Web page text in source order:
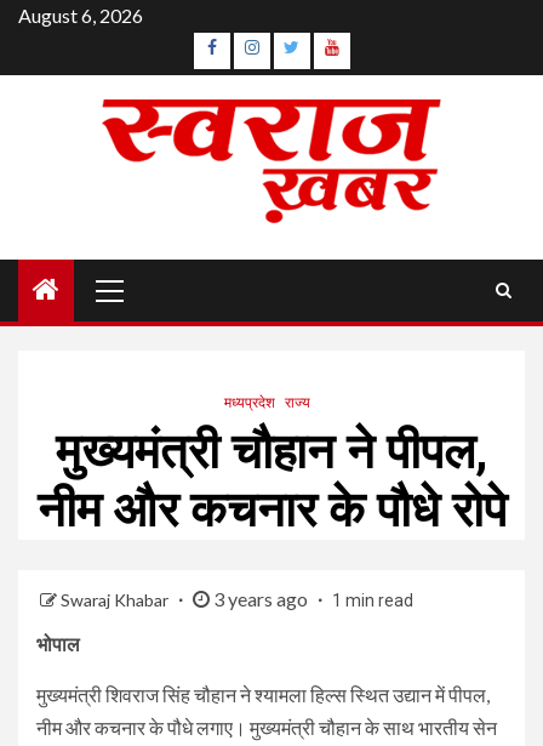
Skip
content
August 6, 2026
Facebook
Instagram
TwitterYouTube
Menu
मध्यप्रदेश राज्य
मुख्यमंत्री चौहान ने पीपल,
नीम और कचनार के पौधे रोपे
Swaraj Khabar 3 years ago 1 min read
भोपाल
मुख्यमंत्री शिवराज सिंह चौहान ने श्यामला हिल्स स्थित उद्यान में पीपल,
नीम और कचनार के पौधे लगाए। मुख्यमंत्री चौहान के साथ भारतीय सेन